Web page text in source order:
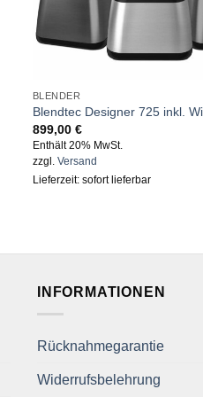
BLENDER
Blendtec Designer 725 inkl.
899,00 €
Enthält 20% MwSt.
zzgl. Versand
Lieferzeit: sofort lieferbar
INFORMATIONEN
Rücknahmegarantie
Widerrufsbelehrung